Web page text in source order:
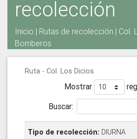
recolección
Inicio | Rutas de recolección | Col.
Bomberos
Ruta - Col. Los Dicios
Mostrar
Buscar:
DIURNA